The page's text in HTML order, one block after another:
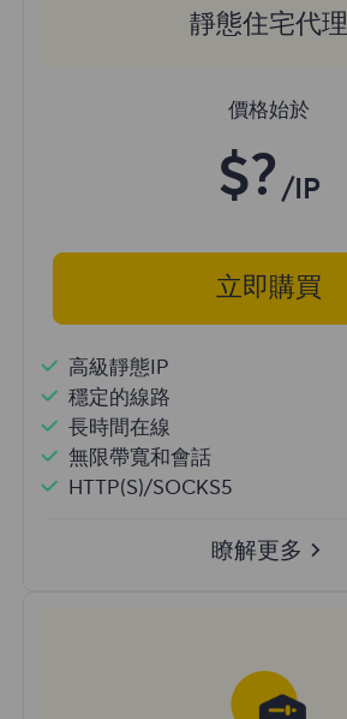
靜態住宅代理
價格始於
$? /IP
立即購買
高級靜態IP
穩定的線路
長時間在線
無限帶寬和會話
HTTP(S)/SOCKS5
瞭解更多